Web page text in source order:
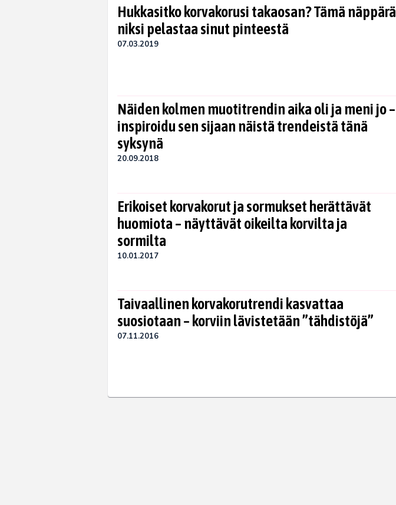
Hukkasitko korvakorusi takaosan? Tämä näppärä
niksi pelastaa sinut pinteestä
07.03.2019
Näiden kolmen muotitrendin aika oli ja meni jo –
inspiroidu sen sijaan näistä trendeistä tänä
syksynä
20.09.2018
Erikoiset korvakorut ja sormukset herättävät
huomiota – näyttävät oikeilta korvilta ja
sormilta
10.01.2017
Taivaallinen korvakorutrendi kasvattaa
suosiotaan – korviin lävistetään ”tähdistöjä”
07.11.2016